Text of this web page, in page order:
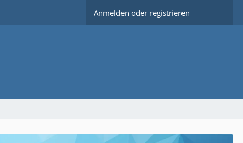
Anmelden oder registrieren